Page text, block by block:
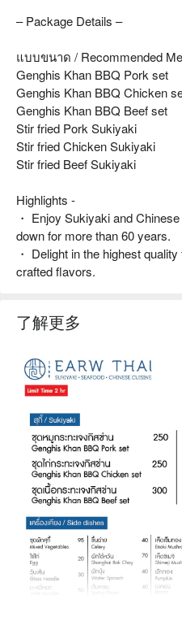
– Package Details –
แบบขนาด / Recommended
Genghis Khan BBQ Pork set
Genghis Khan BBQ Chicken
Genghis Khan BBQ Beef set
Stir fried Pork Sukiyaki
Stir fried Chicken Sukiyaki
Stir fried Beef Sukiyaki
Highlights -
・ Enjoy Sukiyaki and
down for more than 60 years.
・ Delight in the highest
crafted flavors.
了解更多